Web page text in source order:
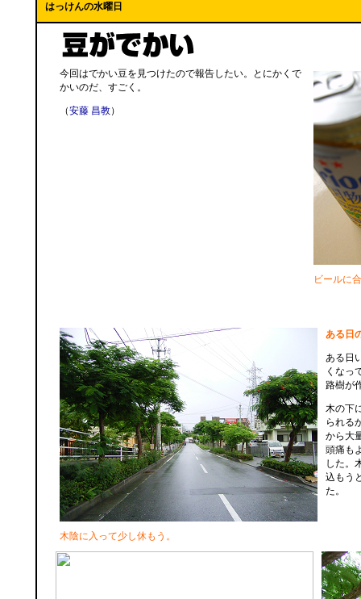
はっけんの水曜日
ビールに
今回はでかい豆を見つけたので報告したい。とにかくで
かいのだ、すごく。
（安藤 昌教）
木陰に入って少し休もう。
ある日
ある日
くなっ
路樹が
木の下
られる
から大
頭痛も
した。
込もう
た。